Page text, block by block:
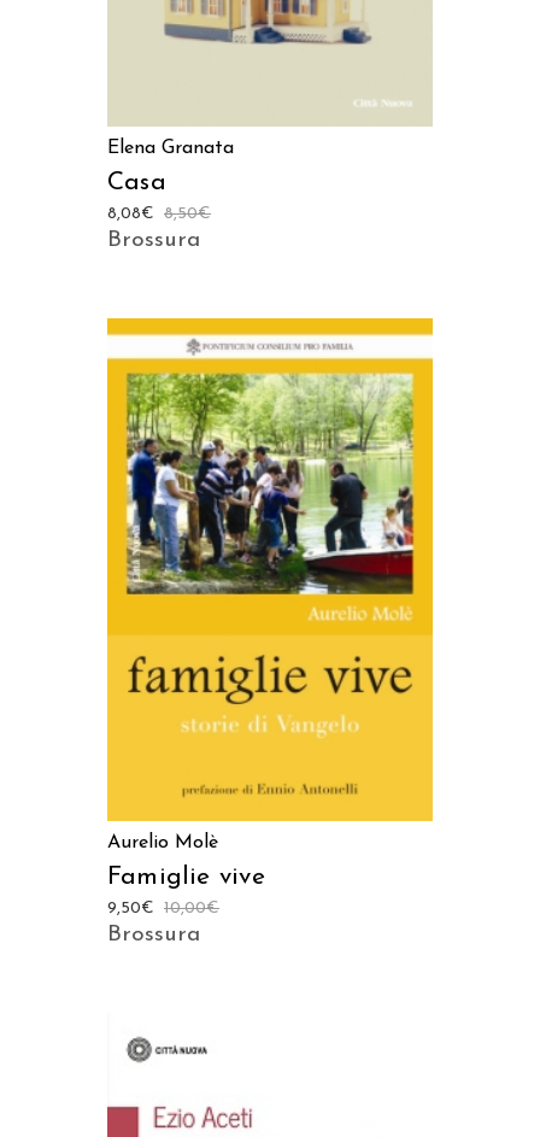
Elena Granata
Casa
8,50€
8,08€
Brossura
AGGIUNGI AL CARRELLO
Aurelio Molè
Famiglie vive
10,00€
9,50€
Brossura